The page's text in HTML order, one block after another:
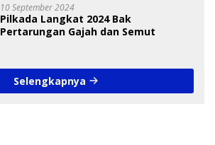
10 September 2024
Pilkada Langkat 2024 Bak
Pertarungan Gajah dan Semut
Selengkapnya